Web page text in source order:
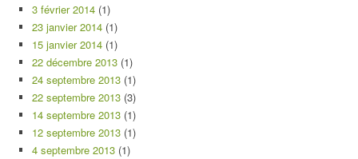
3 février 2014 (1)
23 janvier 2014 (1)
15 janvier 2014 (1)
22 décembre 2013 (1)
24 septembre 2013 (1)
22 septembre 2013 (3)
14 septembre 2013 (1)
12 septembre 2013 (1)
4 septembre 2013 (1)